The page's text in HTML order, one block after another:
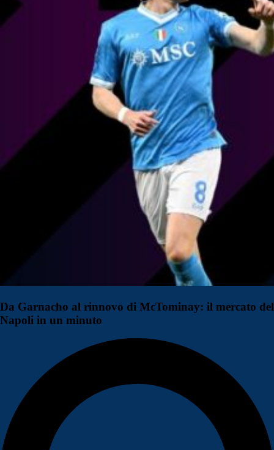
Da Garnacho al rinnovo di McTominay: il mercato del
Napoli in un minuto